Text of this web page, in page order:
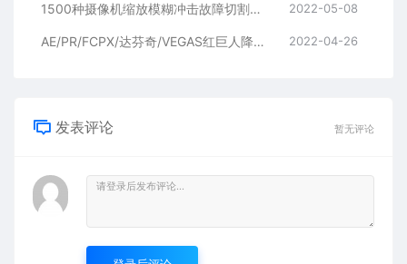
1500种摄像机缩放模糊冲击故障切割水墨笔刷图形无缝视频转场预设 Transitions-Win 和 Mac-AE脚本 2022-05-08
AE/PR/FCPX/达芬奇/VEGAS红巨人降噪磨皮美颜调色插件套装Magic Bullet Suite v16.0.0 Win/Mac 2022-04-26
发表评论 暂无评论